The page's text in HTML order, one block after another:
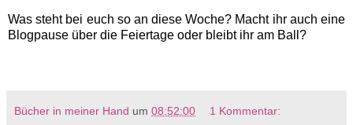
Was steht bei euch so an diese Woche? Macht ihr auch eine
Blogpause über die Feiertage oder bleibt ihr am Ball?
Bücher in meiner Hand um 08:52:00 1 Kommentar: